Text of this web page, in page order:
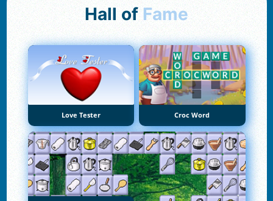
Hall of Fame
Love Tester Croc Word